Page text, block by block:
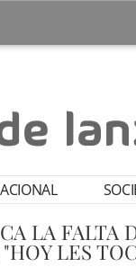
LA FALTA
LES